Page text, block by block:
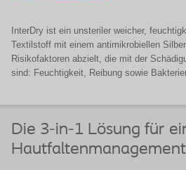
InterDry ist ein unsteriler weicher,
Textilstoff mit einem antimikrobiellen
Risikofaktoren abzielt, die mit der
sind: Feuchtigkeit, Reibung sowie
Die 3-in-1 Lösung für
Hautfaltenmanagement